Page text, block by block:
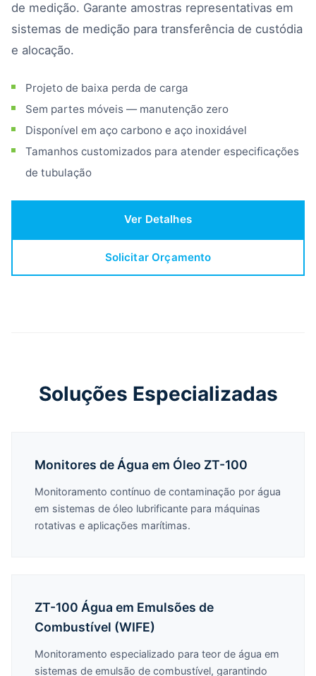
de medição. Garante amostras representativas em
sistemas de medição para transferência de custódia
e alocação.
Projeto de baixa perda de carga
Sem partes móveis — manutenção zero
Disponível em aço carbono e aço inoxidável
Tamanhos customizados para atender especificações
de tubulação
Ver Detalhes
Solicitar Orçamento
Soluções Especializadas
Monitores de Água em Óleo ZT-100
Monitoramento contínuo de contaminação por água
em sistemas de óleo lubrificante para máquinas
rotativas e aplicações marítimas.
ZT-100 Água em Emulsões de
Combustível (WIFE)
Monitoramento especializado para teor de água em
sistemas de emulsão de combustível, garantindo